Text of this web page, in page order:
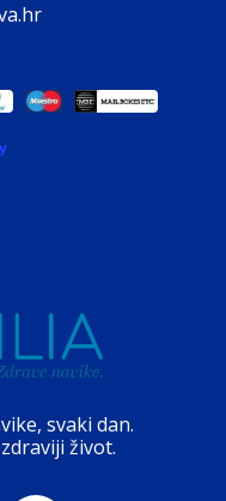
svaki dan.
život.